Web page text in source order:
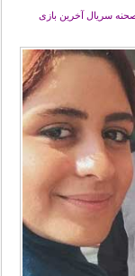
سریال آخرین بازی